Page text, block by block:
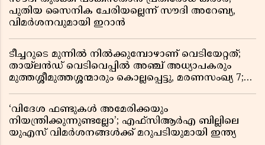
പുതിയ സൈനിക ചേരിയല്ലെന്ന് സൗദി അറേബ്യ,
വിമർശനവുമായി ഇറാൻ
ടീച്ചറുടെ മുന്നിൽ നിൽക്കുമ്പോഴാണ് വെടിയേറ്റത്;
തായ്‌ലൻഡ് വെടിവെപ്പിൽ അഞ്ച് അധ്യാപകരും
മുത്തശ്ശീമുത്തശ്ശന്മാരും കൊല്ലപ്പെട്ടു, മരണസംഖ്യ 7;
‘വിദേശ ഫണ്ടുകൾ അമേരിക്കയും
നിയന്ത്രിക്കുന്നുണ്ടല്ലോ’; എഫ്സിആർഎ ബില്ലിലെ
യുഎസ് വിമർശനങ്ങൾക്ക് മറുപടിയുമായി ഇന്ത്യ